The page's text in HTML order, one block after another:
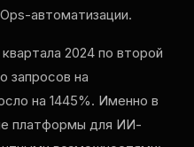
автоматизации.
2024 по второй
запросов на
на 1445%. Именно в
платформы для ИИ-